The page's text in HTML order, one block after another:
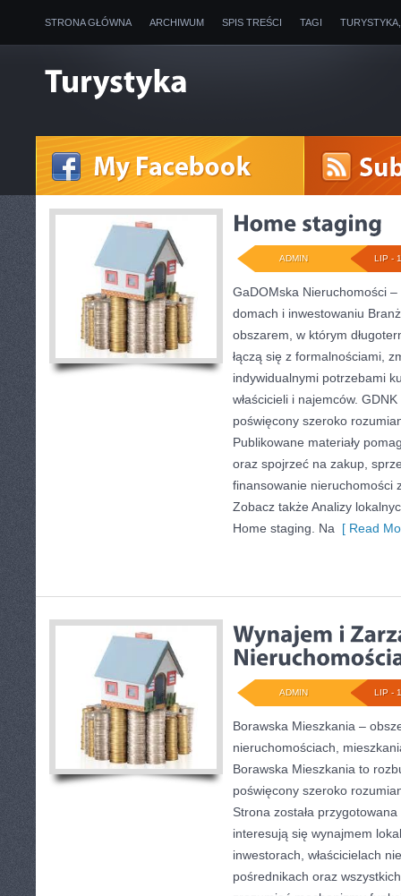
STRONA GŁÓWNA ARCHIWUM SPIS TREŚCI TAGI
LIP -
ADMIN
GaDOMska Nieruchomości
domach i inwestowaniu
obszarem, w którym
łączą się z formalnościami,
indywidualnymi potrzebami
właścicieli i najemców.
poświęcony szeroko
Publikowane materiały
oraz spojrzeć na zakup,
finansowanie nieruchomości
Zobacz także Analizy
Home staging. Na [ Read
LIP -
ADMIN
Borawska Mieszkania –
nieruchomościach,
Borawska Mieszkania to
poświęcony szeroko
Strona została
interesują się wynajmem
inwestorach, właścicielach
pośrednikach oraz